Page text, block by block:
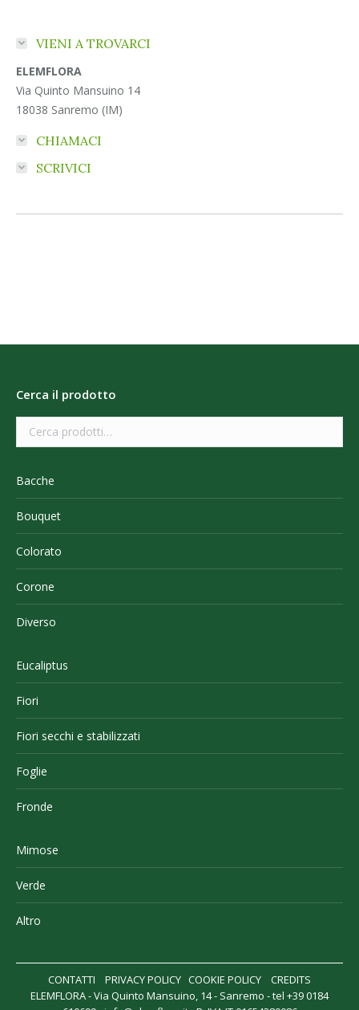
VIENI A TROVARCI
ELEMFLORA
Via Quinto Mansuino 14
18038 Sanremo (IM)
CHIAMACI
SCRIVICI
Cerca il prodotto
Bacche
Bouquet
Colorato
Corone
Diverso
Eucaliptus
Fiori
Fiori secchi e stabilizzati
Foglie
Fronde
Mimose
Verde
Altro
CONTATTI PRIVACY POLICY COOKIE POLICY
CREDITS
ELEMFLORA - Via Quinto Mansuino, 14 - Sanremo - tel +39 0184